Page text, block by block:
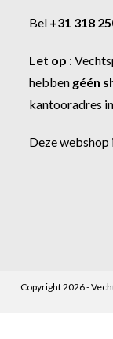
Bel +31 318
Let op :
hebben géén
kantooradres
Deze
Copyright 2026 -